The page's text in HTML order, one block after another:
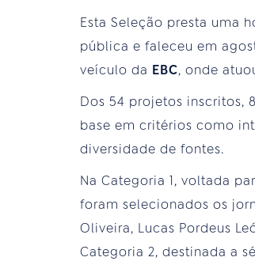
Esta Seleção presta uma
pública e faleceu em
veículo da EBC, onde
Dos 54 projetos inscritos,
base em critérios como
diversidade de fontes.
Na Categoria 1, voltada
foram selecionados os
Oliveira, Lucas Pordeus
Categoria 2, destinada a